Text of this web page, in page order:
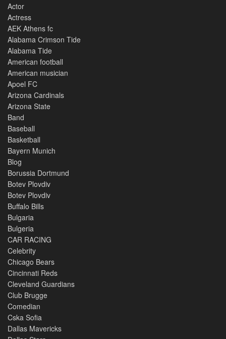
Actor
Actress
AEK Athens fc
Alabama Crimson Tide
Alabama Tide
American football
American musician
Apoel FC
Arizona Cardinals
Arizona State
Band
Baseball
Basketball
Bayern Munich
Blog
Borussia Dortmund
Botev Plovdiv
Botev Plovdiv
Buffalo Bills
Bulgaria
Bulgeria
CAR RACING
Celebrity
Chicago Bears
Cincinnati Reds
Cleveland Guardians
Club Brugge
Comedian
Cska Sofia
Dallas Mavericks